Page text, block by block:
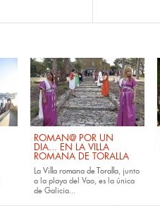
ROMAN@ POR UN
DIA... EN LA VILLA
ROMANA DE TORALLA
La Villa romana de Toralla, junto
a la playa del Vao, es la única
de Galicia...